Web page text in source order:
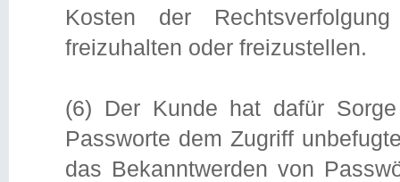
Kosten der
freizuhalten oder freizustellen.
(6) Der Kunde hat dafür
Passworte dem Zugriff
das Bekanntwerden von